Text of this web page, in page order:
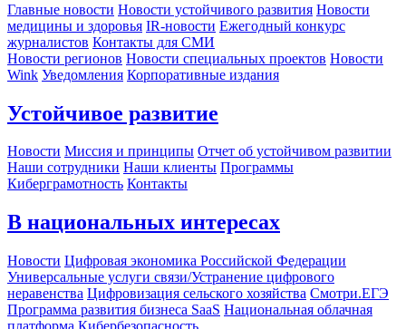
Главные новости Новости устойчивого развития Новости
медицины и здоровья IR-новости Ежегодный конкурс
журналистов Контакты для СМИ
Новости регионов Новости специальных проектов Новости
Wink Уведомления Корпоративные издания
Устойчивое развитие
Новости Миссия и принципы Отчет об устойчивом развитии
Наши сотрудники Наши клиенты Программы
Киберграмотность Контакты
В национальных интересах
Новости Цифровая экономика Российской Федерации
Универсальные услуги связи/Устранение цифрового
неравенства Цифровизация сельского хозяйства Смотри.ЕГЭ
Программа развития бизнеса SaaS Национальная облачная